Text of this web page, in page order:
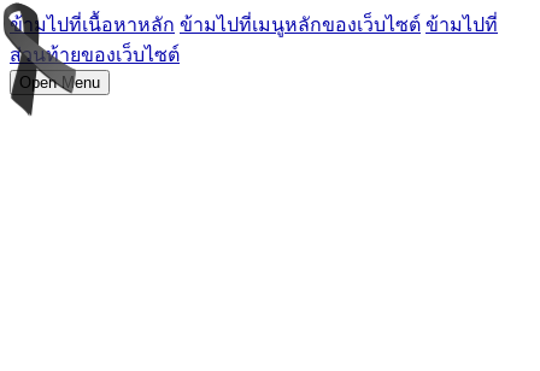
ข้ามไปที่เนื้อหาหลัก ข้ามไปที่เมนูหลักของเว็บไซต์ ข้ามไปที่
ส่วนท้ายของเว็บไซต์
Open Menu